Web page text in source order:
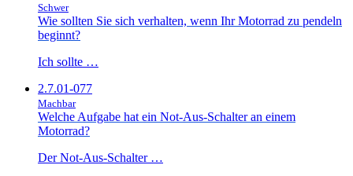
Schwer
Wie sollten Sie sich verhalten, wenn Ihr Motorrad zu pendeln
beginnt?
Ich sollte …
2.7.01-077
Machbar
Welche Aufgabe hat ein Not-Aus-Schalter an einem
Motorrad?
Der Not-Aus-Schalter …